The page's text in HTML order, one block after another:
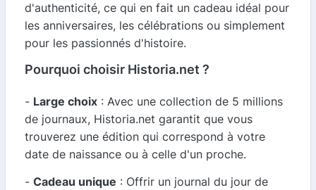
d'authenticité, ce qui en fait un cadeau idéal pour
les anniversaires, les célébrations ou simplement
pour les passionnés d'histoire.
Pourquoi choisir Historia.net ?
- Large choix : Avec une collection de 5 millions
de journaux, Historia.net garantit que vous
trouverez une édition qui correspond à votre
date de naissance ou à celle d'un proche.
- Cadeau unique : Offrir un journal du jour de